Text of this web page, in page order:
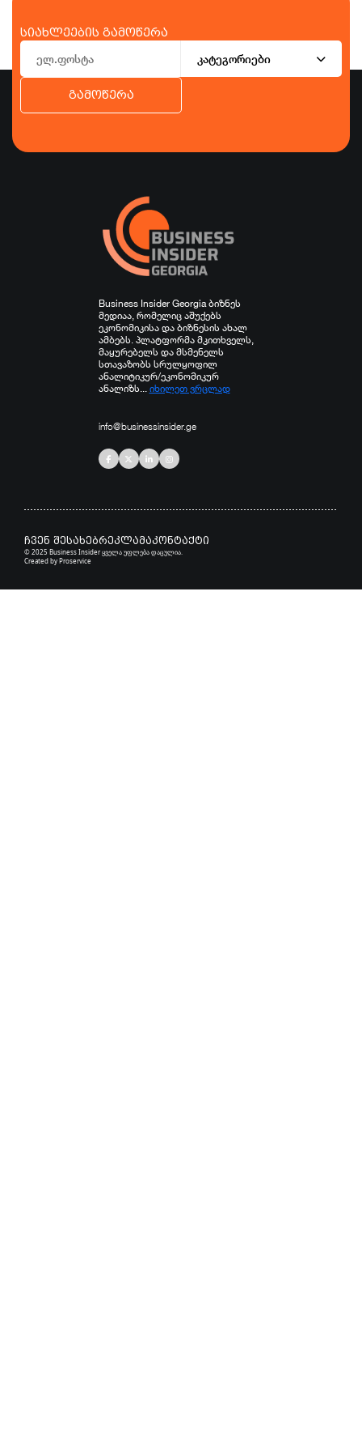
სიახლეების გამოწერა
კატეგორიები
გამოწერა
Business Insider Georgia ბიზნეს
მედიაა, რომელიც აშუქებს
ეკონომიკისა და ბიზნესის ახალ
ამბებს. პლატფორმა მკითხველს,
მაყურებელს და მსმენელს
სთავაზობს სრულყოფილ
ანალიტიკურ/ეკონომიკურ
ანალიზს... იხილეთ ვრცლად
info@businessinsider.ge
ჩვენ შესახებრეკლამაკონტაქტი
© 2025 Business Insider ყველა უფლება დაცულია.
Created byProservice